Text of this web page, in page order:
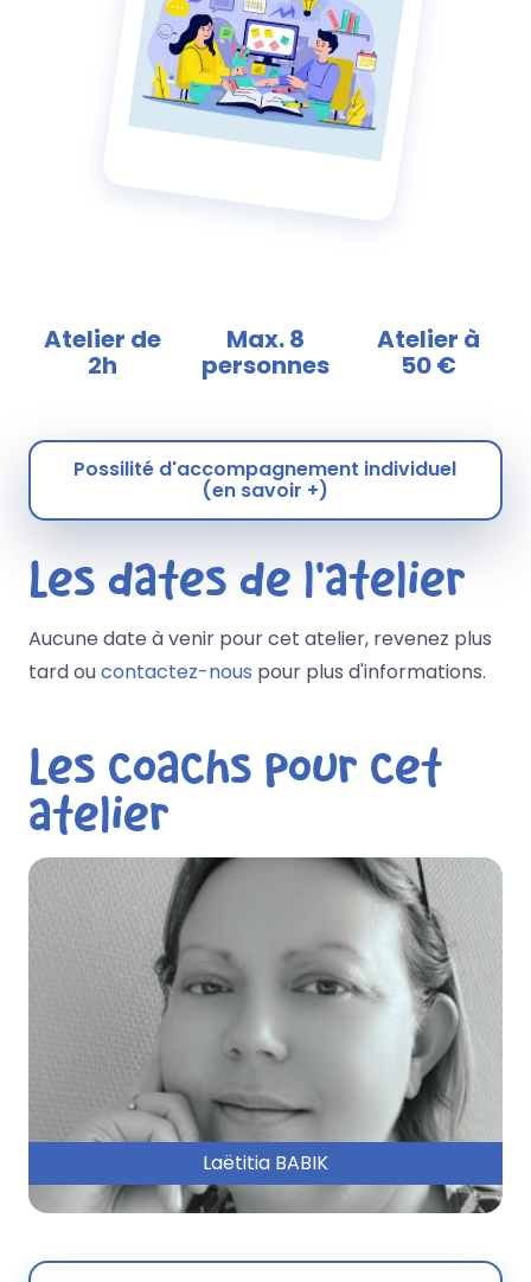
Atelier de
2h
Max. 8
personnes
Atelier à
50 €
Possilité d'accompagnement individuel
(en savoir +)
Les dates de l'atelier
Aucune date à venir pour cet atelier, revenez plus
tard oucontactez-nous pour plus d'informations.
Les coachs pour cet
atelier
Laëtitia BABIK